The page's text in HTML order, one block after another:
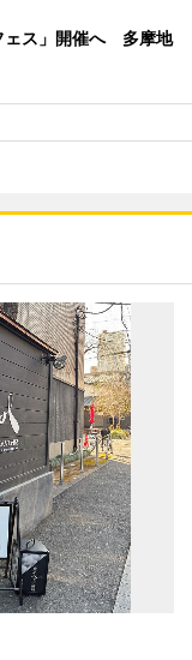
ェス」開催へ 多摩地